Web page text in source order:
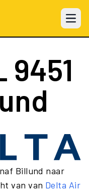
Open
9451
Billund naar
van van Delta Air